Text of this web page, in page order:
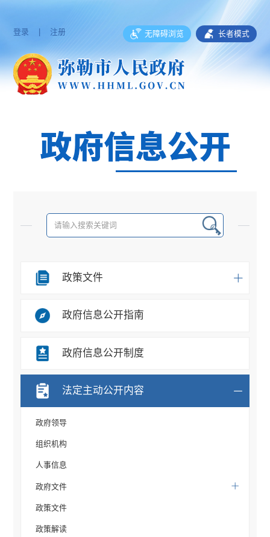
登录 | 注册 无障碍浏览 长者模式
政策文件
政府信息公开指南
政府信息公开制度
法定主动公开内容
政府领导
组织机构
人事信息
政府文件
政策文件
政策解读